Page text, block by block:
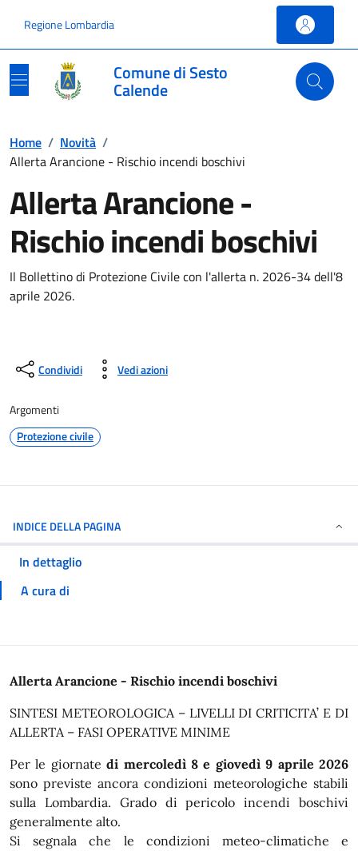
Regione Lombardia
Comune di Sesto
Calende
Home / Novità /
Allerta Arancione - Rischio incendi boschivi
Allerta Arancione -
Rischio incendi boschivi
Il Bollettino di Protezione Civile con l'allerta n. 2026-34 dell'8
aprile 2026.
Condividi Vedi azioni
Argomenti
Protezione civile
INDICE DELLA PAGINA
In dettaglio
A cura di
In dettaglio
Allerta Arancione - Rischio incendi boschivi
SINTESI METEOROLOGICA – LIVELLI DI CRITICITA’ E DI
ALLERTA – FASI OPERATIVE MINIME
Per le giornate di mercoledì 8 e giovedì 9 aprile 2026
sono previste ancora condizioni meteorologiche stabili
sulla Lombardia. Grado di pericolo incendi boschivi
generalmente alto.
Si segnala che le condizioni meteo-climatiche e